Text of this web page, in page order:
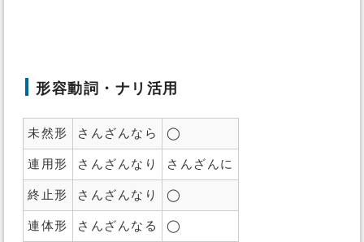
形容動詞・ナリ活用
未然形 さんざんなら ◯
連用形 さんざんなり さんざんに
終止形 さんざんなり ◯
連体形 さんざんなる ◯